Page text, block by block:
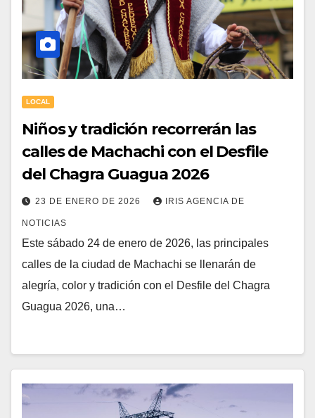
LOCAL
Niños y tradición recorrerán las
calles de Machachi con el Desfile
del Chagra Guagua 2026
23 DE ENERO DE 2026 IRIS AGENCIA DE
NOTICIAS
Este sábado 24 de enero de 2026, las principales
calles de la ciudad de Machachi se llenarán de
alegría, color y tradición con el Desfile del Chagra
Guagua 2026, una…